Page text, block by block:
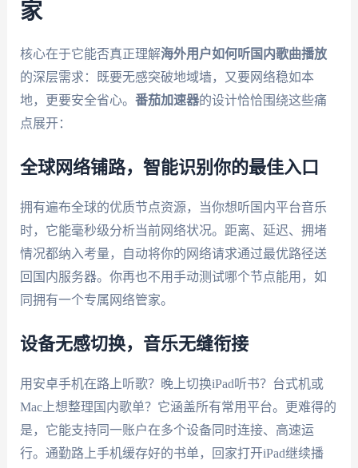
家
核心在于它能否真正理解海外用户如何听国内歌曲播放
的深层需求：既要无感突破地域墙，又要网络稳如本
地，更要安全省心。 番茄加速器的设计恰恰围绕这些痛
点展开：
全球网络铺路，智能识别你的最佳入口
拥有遍布全球的优质节点资源，当你想听国内平台音乐
时，它能毫秒级分析当前网络状况。距离、延迟、拥堵
情况都纳入考量，自动将你的网络请求通过最优路径送
回国内服务器。你再也不用手动测试哪个节点能用，如
同拥有一个专属网络管家。
设备无感切换，音乐无缝衔接
用安卓手机在路上听歌？晚上切换iPad听书？台式机或
Mac上想整理国内歌单？它涵盖所有常用平台。更难得的
是，它能支持同一账户在多个设备同时连接、高速运
行。通勤路上手机缓存好的书单，回家打开iPad继续播